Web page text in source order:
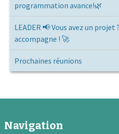
programmation avance!🌿
LEADER 📢 Vous avez un projet
accompagne ! 🚀
Prochaines réunions
Navigation